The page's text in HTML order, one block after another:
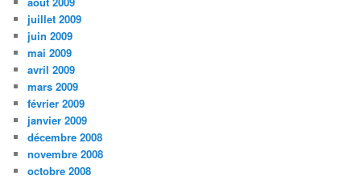
juillet 2009
juin 2009
mai 2009
avril 2009
mars 2009
février 2009
janvier 2009
décembre 2008
novembre 2008
octobre 2008